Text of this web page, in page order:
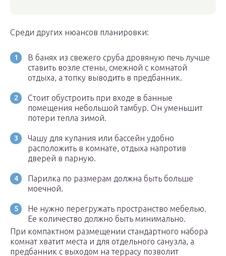
Среди других нюансов планировки:
В банях из свежего сруба дровяную печь лучше
ставить возле стены, смежной с комнатой
отдыха, а топку выводить в предбанник.
Стоит обустроить при входе в банные
помещения небольшой тамбур. Он уменьшит
потери тепла зимой.
Чашу для купания или бассейн удобно
расположить в комнате, отдыха напротив
дверей в парную.
Парилка по размерам должна быть больше
моечной.
Не нужно перегружать пространство мебелью.
Ее количество должно быть минимально.
При компактном размещении стандартного набора
комнат хватит места и для отдельного санузла, а
предбанник с выходом на террасу позволит